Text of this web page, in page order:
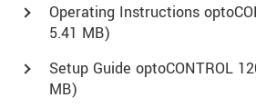
Operating Instructions
5.41 MB)
Setup Guide optoCONTROL
MB)